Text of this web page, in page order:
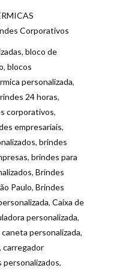
Corporativos
, bloco de
, blocos
personalizada,
24 horas,
corporativos,
empresariais,
, brindes
, brindes para
, Brindes
Paulo, Brindes
, Caixa de
personalizada,
caneta personalizada,
, carregador
personalizados,